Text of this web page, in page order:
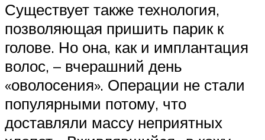
Существует также технология,
позволяющая пришить парик к
голове. Но она, как и имплантация
волос, – вчерашний день
«оволосения». Операции не стали
популярными потому, что
доставляли массу неприятных